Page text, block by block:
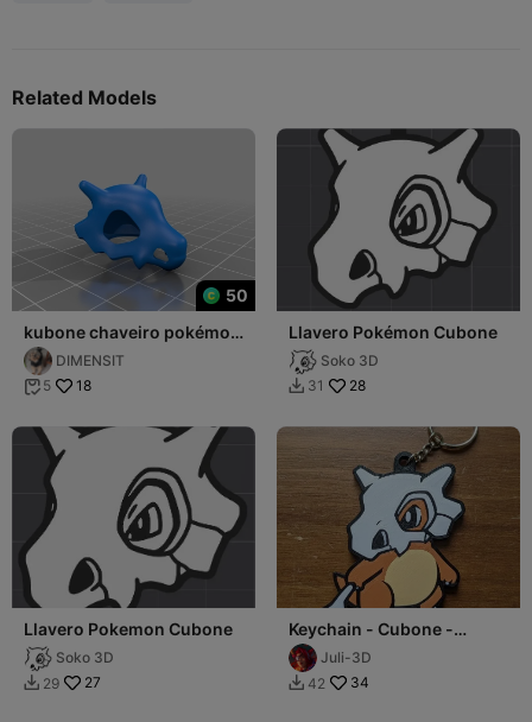
Related Models
50
kubone chaveiro pokémon
Key DIMENSIT
 5 18
Llavero Pokémon Cubone
Soko 3D
 31 28
Llavero Pokemon Cubone
Soko 3D
 29 27
Keychain - Cubone -
stl/3mfJuli-3D
 42 34